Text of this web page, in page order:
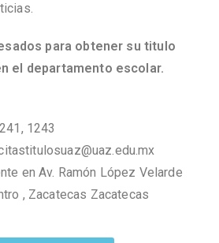
para obtener su titulo
el departamento escolar.
1243
en Av. Ramón López Velarde
, Zacatecas Zacatecas